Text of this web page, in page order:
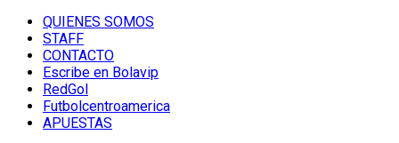
QUIENES SOMOS
STAFF
CONTACTO
Escribe en Bolavip
RedGol
Futbolcentroamerica
APUESTAS